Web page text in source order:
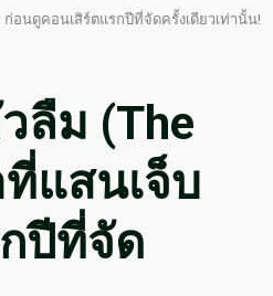
ก่อนดูคอนเสิร์ตแรกปีที่จัดครั้งเดียวเท่านั้น!
ลืม (The
ที่แสนเจ็บ
ปีที่จัด